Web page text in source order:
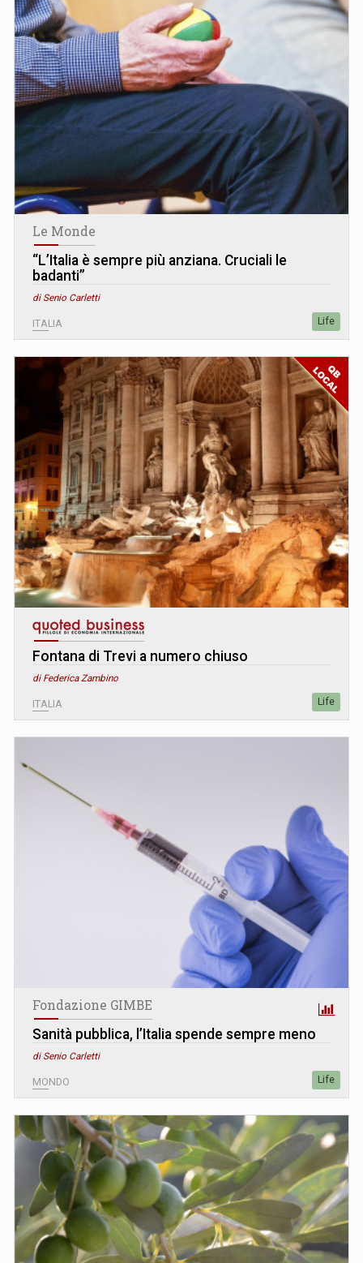
Le Monde
“L’Italia è sempre più anziana. Cruciali le
badanti”
di Senio Carletti
ITALIA Life
Fontana di Trevi a numero chiuso
di Federica Zambino
ITALIA Life
Fondazione GIMBE
Sanità pubblica, l’Italia spende sempre meno
di Senio Carletti
MONDO Life